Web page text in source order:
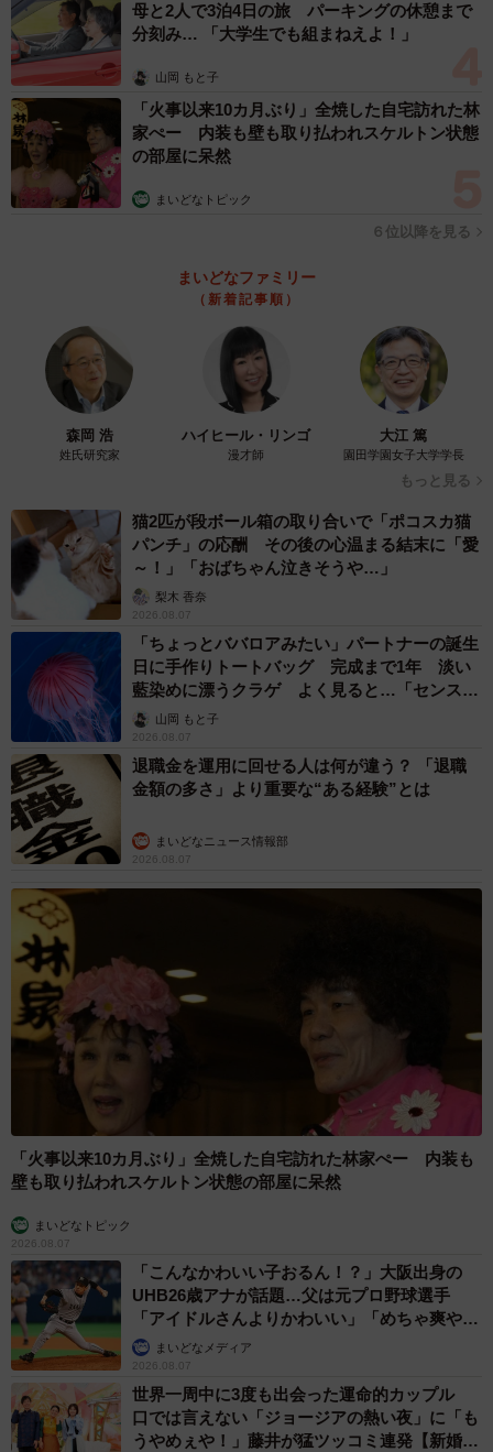
母と2人で3泊4日の旅 パーキングの休憩まで
分刻み… 「大学生でも組まねえよ！」
山岡 もと子
「火事以来10カ月ぶり」全焼した自宅訪れた林
家ぺー 内装も壁も取り払われスケルトン状態
の部屋に呆然
まいどなトピック
６位以降を見る
まいどなファミリー
（新着記事順）
森岡 浩
姓氏研究家
ハイヒール・リンゴ
漫才師
大江 篤
園田学園女子大学学長
もっと見る
猫2匹が段ボール箱の取り合いで「ポコスカ猫
パンチ」の応酬 その後の心温まる結末に「愛
～！」「おばちゃん泣きそうや…」
梨木 香奈
2026.08.07
「ちょっとババロアみたい」パートナーの誕生
日に手作りトートバッグ 完成まで1年 淡い
藍染めに漂うクラゲ よく見ると…「センスす
ごい」山岡 もと子
2026.08.07
退職金を運用に回せる人は何が違う？ 「退職
金額の多さ」より重要な“ある経験”とは
まいどなニュース情報部
2026.08.07
「火事以来10カ月ぶり」全焼した自宅訪れた林家ぺー 内装も
壁も取り払われスケルトン状態の部屋に呆然
まいどなトピック
2026.08.07
「こんなかわいい子おるん！？」大阪出身の
UHB26歳アナが話題…父は元プロ野球選手
「アイドルさんよりかわいい」「めちゃ爽や
か」まいどなメディア
2026.08.07
世界一周中に3度も出会った運命的カップル
口では言えない「ジョージアの熱い夜」に「も
うやめぇや！」藤井が猛ツッコミ連発【新婚さ